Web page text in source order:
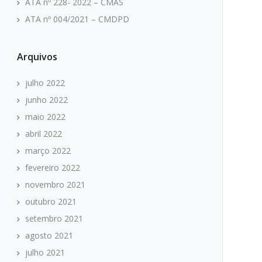
ATA nº 004/2021 – CMDPD
Arquivos
julho 2022
junho 2022
maio 2022
abril 2022
março 2022
fevereiro 2022
novembro 2021
outubro 2021
setembro 2021
agosto 2021
julho 2021